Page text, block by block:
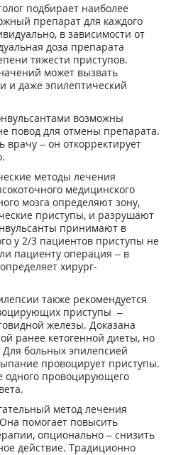
подбирает наиболее
препарат для каждого
в зависимости от
доза препарата
тяжести приступов.
может вызвать
и даже эпилептический
возможны
повод для отмены препарата.
– он откорректирует
методы лечения
медицинского
мозга определяют зону,
приступы, и разрушают
принимают в
у 2/3 пациентов приступы не
пациенту операция – в
хирург-
также рекомендуется
приступы –
железы. Доказана
ранее кетогенной диеты, но
больных эпилепсией
провоцирует приступы.
одного провоцирующего
метод лечения
помогает повысить
опционально – снизить
действие. Традиционно